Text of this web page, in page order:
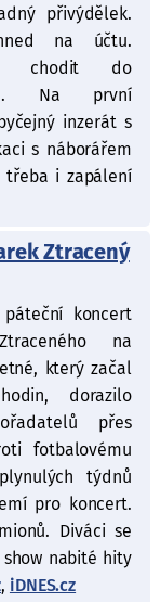
přivýdělek.
na účtu.
chodit do
Na první
inzerát s
s náborářem
i zapálení
Ztracený
koncert
na
který začal
dorazilo
přes
fotbalovému
týdnů
pro koncert.
Diváci se
nabité hity
, iDNES.cz